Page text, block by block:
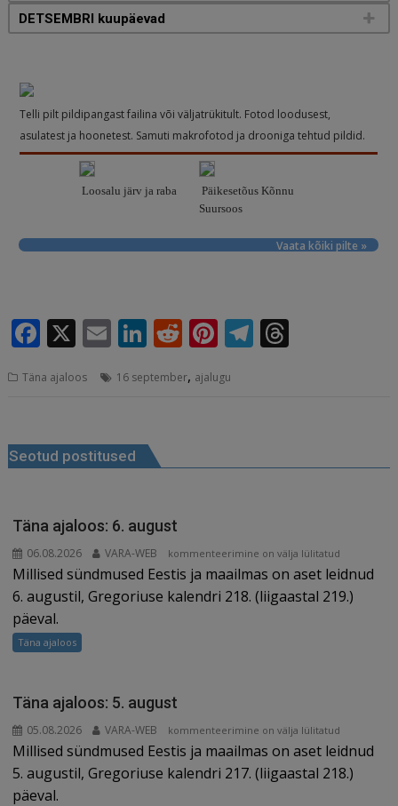
DETSEMBRI kuupäevad
Telli pilt pildipangast failina või väljatrükitult. Fotod loodusest,
asulatest ja hoonetest. Samuti makrofotod ja drooniga tehtud pildid.
Loosalu järv ja raba
Päikesetõus Kõnnu
Suursoos
Vaata kõiki pilte »
F
c
b
o
k
X E
ai
Li
k
dI
n
R
d
Pi
te
st
T
m d
Täna ajaloos 16 september, ajalugu
Seotud postitused
Täna ajaloos: 6. august
06.08.2026 VARA-WEB
Täna
ajaloos:
6.
kommenteerimine on välja lülitatud
Millised sündmused Eestis ja maailmas on aset leidnud
6. augustil, Gregoriuse kalendri 218. (liigaastal 219.)
päeval.
Täna ajaloos
Täna ajaloos: 5. august
05.08.2026 VARA-WEB
Täna
ajaloos:
5.
kommenteerimine on välja lülitatud
Millised sündmused Eestis ja maailmas on aset leidnud
5. augustil, Gregoriuse kalendri 217. (liigaastal 218.)
päeval.